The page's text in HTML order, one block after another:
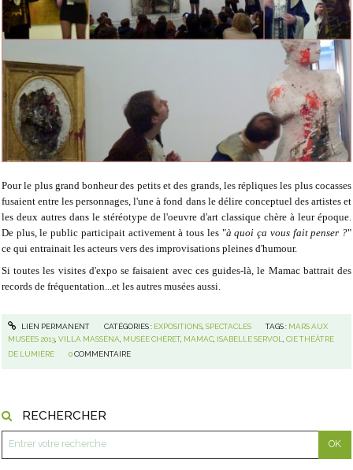
RECHERCHER
Pour le plus grand bonheur des petits et des grands, les répliques les plus cocasses
fusaient entre les personnages, l'une à fond dans le délire conceptuel des artistes et
les deux autres dans le stéréotype de l'oeuvre d'art classique chère à leur époque.
De plus, le public participait activement à tous les "à quoi ça vous fait penser ?"
ce qui entrainait les acteurs vers des improvisations pleines d'humour.
Si toutes les visites d'expo se faisaient avec ces guides-là, le Mamac battrait des
records de fréquentation...et les autres musées aussi.
LIEN PERMANENT CATÉGORIES : EXPOSITIONS, SPECTACLES TAGS : MARS AUX
MUSÉES 2013,VILLA MASSÉNA, MUSÉE CHÉRET, MAMAC, ISABELLE SERVOL,CIE THÉÂTRE
DE LUMIÈRE
0 COMMENTAIRE